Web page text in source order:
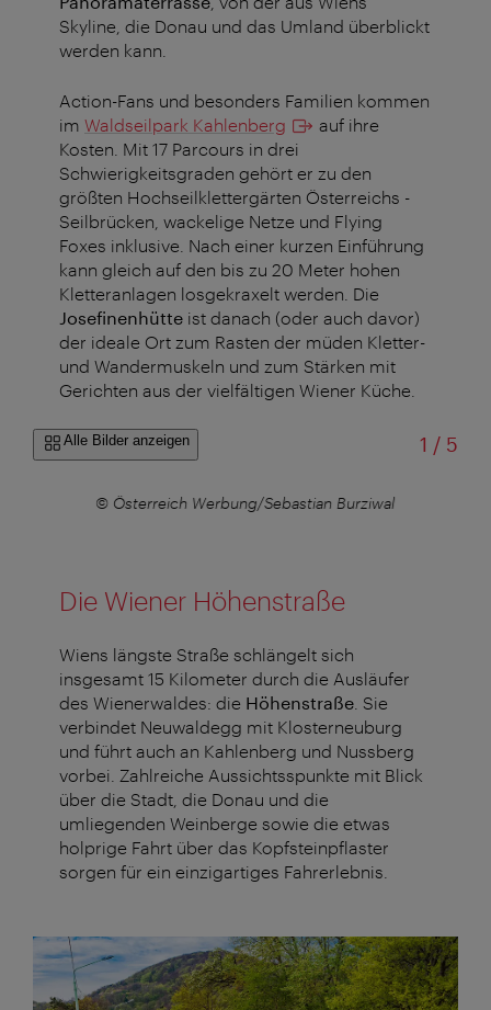
Skyline, die Donau und das Umland überblickt
werden kann.
Action-Fans und besonders Familien kommen
im Waldseilpark Kahlenberg
auf ihre
Kosten. Mit 17 Parcours in drei
Schwierigkeitsgraden gehört er zu den
größten Hochseilklettergärten Österreichs -
Seilbrücken, wackelige Netze und Flying
Foxes inklusive. Nach einer kurzen Einführung
kann gleich auf den bis zu 20 Meter hohen
Kletteranlagen losgekraxelt werden. Die
Josefinenhütte ist danach (oder auch davor)
der ideale Ort zum Rasten der müden Kletter-
und Wandermuskeln und zum Stärken mit
Gerichten aus der vielfältigen Wiener Küche.
Alle Bilder anzeigen 1 /von
5
© Österreich Werbung/Sebastian Burziwal
Die Wiener Höhenstraße
Wiens längste Straße schlängelt sich
insgesamt 15 Kilometer durch die Ausläufer
des Wienerwaldes: die Höhenstraße . Sie
verbindet Neuwaldegg mit Klosterneuburg
und führt auch an Kahlenberg und Nussberg
vorbei. Zahlreiche Aussichtsspunkte mit Blick
über die Stadt, die Donau und die
umliegenden Weinberge sowie die etwas
holprige Fahrt über das Kopfsteinpflaster
sorgen für ein einzigartiges Fahrerlebnis.